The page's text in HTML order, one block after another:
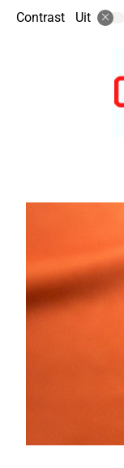
Contrast Uit